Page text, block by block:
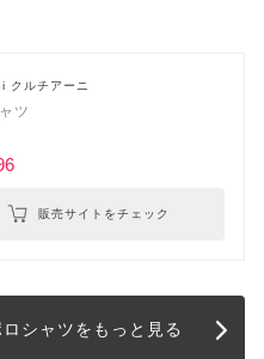
クルチアーニ
ツ
販売サイトをチェック
シャツをもっと見る